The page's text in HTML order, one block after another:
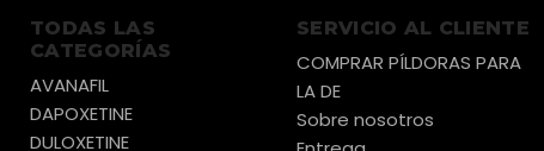
TODAS LAS
CATEGORÍAS
AVANAFIL
DAPOXETINE
DULOXETINE
SERVICIO AL CLIENTE
COMPRAR PÍLDORAS PARA
LA DE
Sobre nosotros